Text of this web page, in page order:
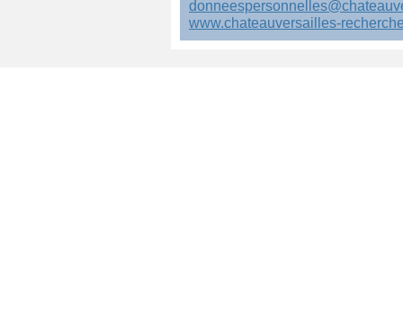
www.chateauversailles-